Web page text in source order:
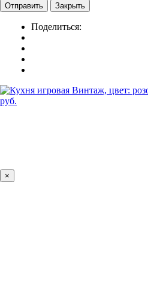
Отправить Закрыть
Поделиться:
×